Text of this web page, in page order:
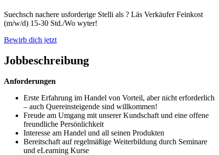
Suechsch nachere usforderige Stelli als ? Läs Verkäufer Feinkost
(m/w/d) 15-30 Std./Wo wyter!
Bewirb dich jetzt
Jobbeschreibung
Anforderungen
Erste Erfahrung im Handel von Vorteil, aber nicht erforderlich
– auch Quereinsteigende sind willkommen!
Freude am Umgang mit unserer Kundschaft und eine offene
freundliche Persönlichkeit
Interesse am Handel und all seinen Produkten
Bereitschaft auf regelmäßige Weiterbildung durch Seminare
und eLearning Kurse